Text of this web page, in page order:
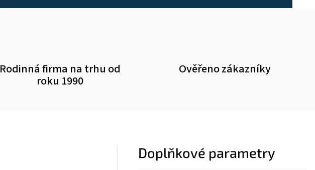
Rodinná firma na trhu od
roku 1990
Ověřeno zákazníky
Doplňkové parametry